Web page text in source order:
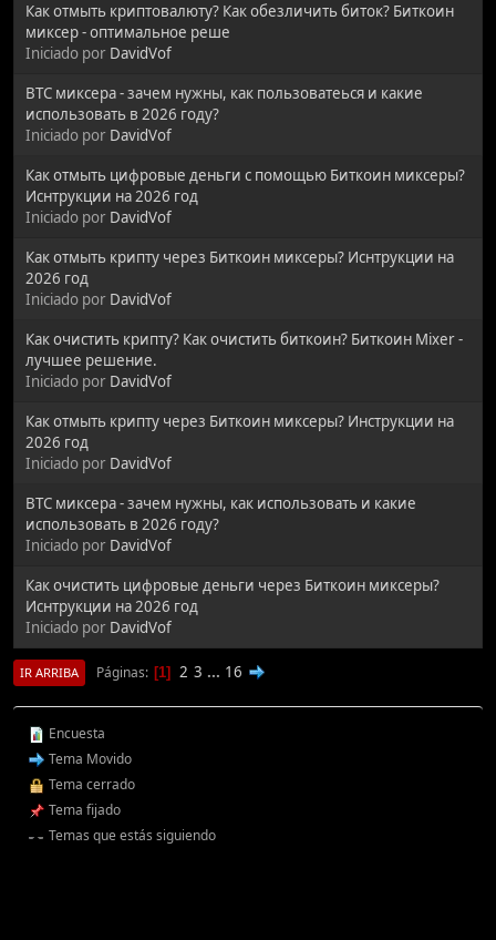
Как отмыть криптовалюту? Как обезличить биток? Биткоин
миксер - оптимальное реше
Iniciado por DavidVof
BTC миксера - зачем нужны, как пользоватеься и какие
использовать в 2026 году?
Iniciado por DavidVof
Как отмыть цифровые деньги с помощью Биткоин миксеры?
Иснтрукции на 2026 год
Iniciado por DavidVof
Как отмыть крипту через Биткоин миксеры? Иснтрукции на
2026 год
Iniciado por DavidVof
Как очистить крипту? Как очистить биткоин? Биткоин Mixer -
лучшее решение.
Iniciado por DavidVof
Как отмыть крипту через Биткоин миксеры? Инструкции на
2026 год
Iniciado por DavidVof
BTC миксера - зачем нужны, как использовать и какие
использовать в 2026 году?
Iniciado por DavidVof
Как очистить цифровые деньги через Биткоин миксеры?
Иснтрукции на 2026 год
Iniciado por DavidVof
IR ARRIBA Páginas 1 2 3 ... 16
Encuesta
Tema Movido
Tema cerrado
Tema fijado
Temas que estás siguiendo